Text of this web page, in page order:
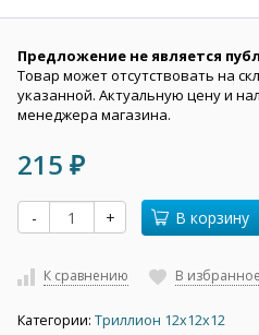
Предложение не является
Товар может отсутствовать на
указанной. Актуальную цену и
менеджера магазина.
215 ₽
- + В корзину
К сравнению В избранное
Категории: Триллион 12х12х12